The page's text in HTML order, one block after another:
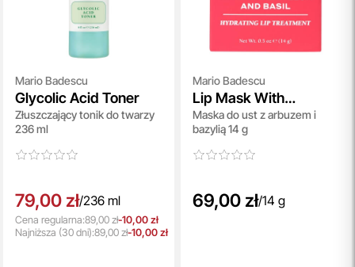
Mario Badescu
Glycolic Acid Toner
Złuszczający tonik do twarzy
236 ml
79,00 zł/236 ml
Cena regularna:89,00 zł-10,00 zł
Najniższa (30 dni):89,00 zł-10,00 zł
Mario Badescu
Lip Mask With
Watermelon And Basil
Maska do ust z arbuzem i
bazylią 14 g
69,00 zł/14 g